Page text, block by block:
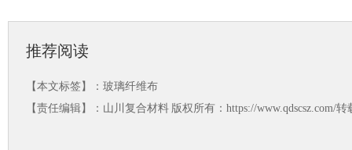
推荐阅读
【本文标签】： 玻璃纤维布
【责任编辑】： 山川复合材料 版权所有：https://www.qdscsz.com/